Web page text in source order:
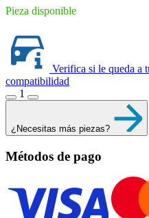
Pieza disponible
Verifica si le queda a
compatibilidad
1
¿Necesitas más piezas?
Métodos de pago